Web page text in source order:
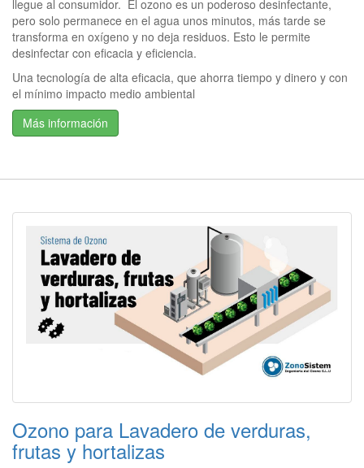
llegue al consumidor. El ozono es un poderoso desinfectante,
pero solo permanece en el agua unos minutos, más tarde se
transforma en oxígeno y no deja residuos. Esto le permite
desinfectar con eficacia y eficiencia.
Una tecnología de alta eficacia, que ahorra tiempo y dinero y con
el mínimo impacto medio ambiental
Más información
Ozono para Lavadero de verduras,
frutas y hortalizas